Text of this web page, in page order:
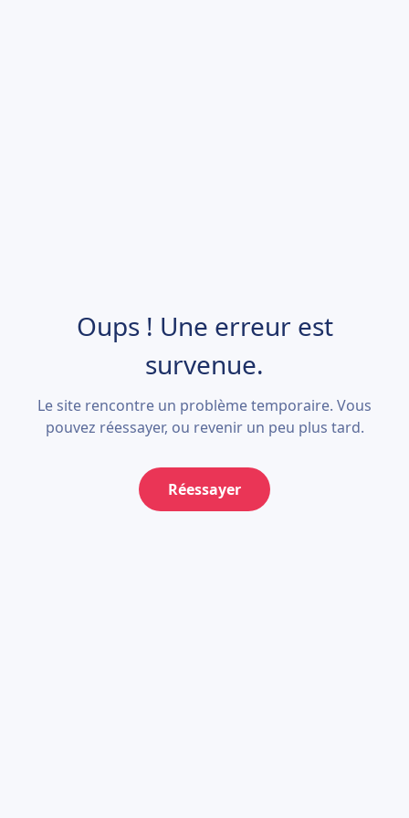
Oups ! Une erreur est
survenue.
Le site rencontre un problème temporaire. Vous
pouvez réessayer, ou revenir un peu plus tard.
Réessayer